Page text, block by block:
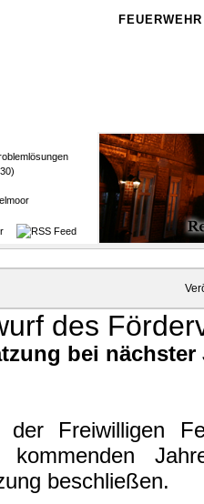
FEUERWEHR
des
bei nächster
der Freiwilligen
beschließen.